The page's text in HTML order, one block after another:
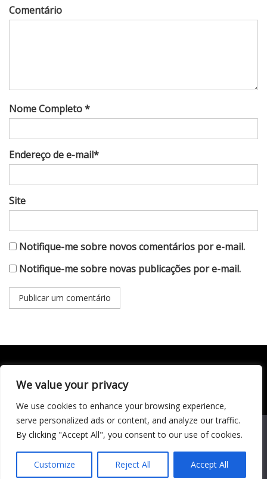
We value your privacy
We use cookies to enhance your browsing experience,
serve personalized ads or content, and analyze our traffic.
By clicking "Accept All", you consent to our use of cookies.
Customize Reject All Accept All
Comentário
Nome Completo *
Endereço de e-mail*
Site
Notifique-me sobre novos comentários por e-mail.
Notifique-me sobre novas publicações por e-mail.
Todo conteúdo publicado neste portal, incluindo textos,
responsabilidade do autor. © 2020 - 2024 Todos os direitos
reservados ao site Matéria Livre Royale News by
Themebeez
Economia
Famosos
Cultura
Música
We use cookies to ensure that we give you the best
experience on our website. If you continue to use this site we
will assume that you are happy with it.